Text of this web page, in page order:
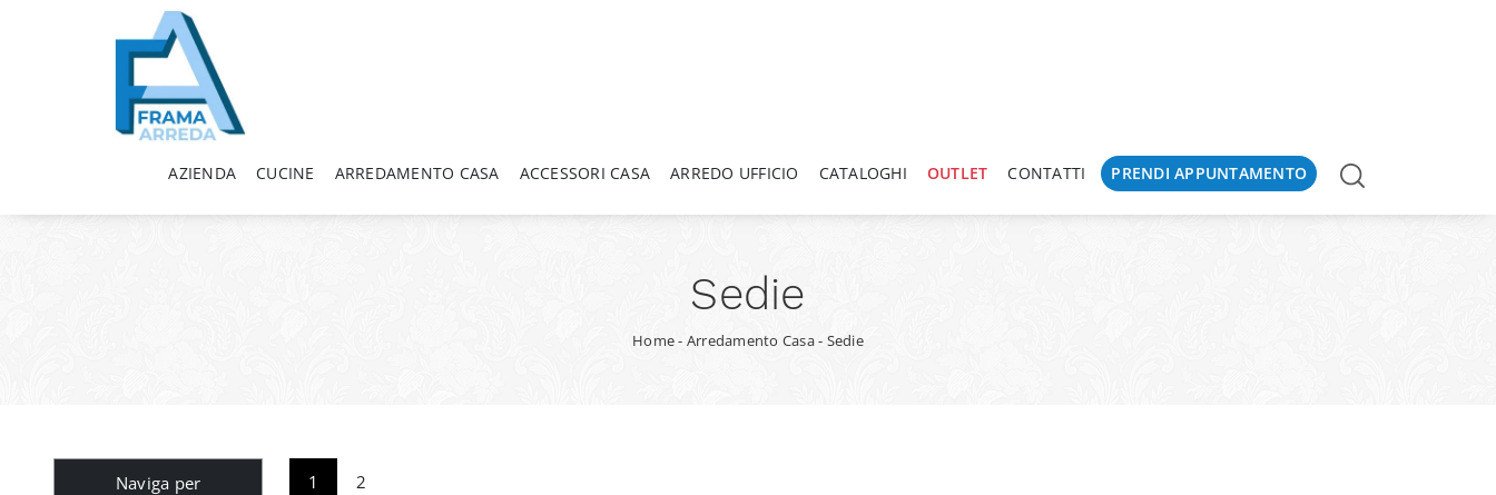
AZIENDA CUCINE ARREDAMENTO CASA ACCESSORI CASA ARREDO UFFICIO CATALOGHI OUTLET CONTATTI PRENDI APPUNTAMENTO
Sedie
Home- Arredamento Casa- Sedie
1 2
Naviga per